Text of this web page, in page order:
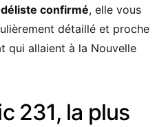
confirmé, elle vous
détaillé et proche
qui allaient à la Nouvelle
231, la plus